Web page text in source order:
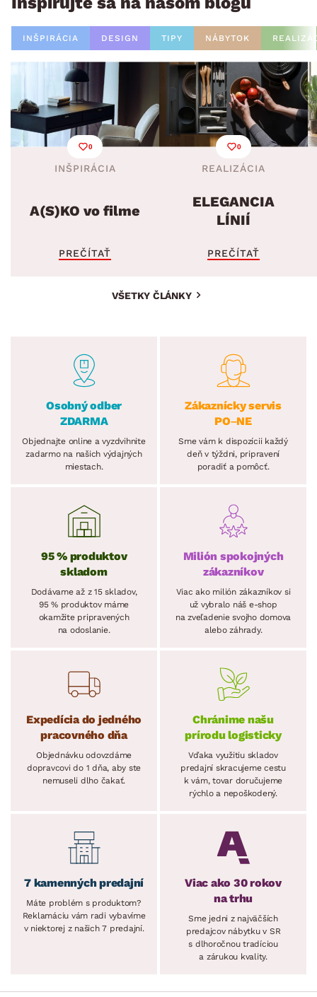
INŠPIRÁCIA DESIGN TIPY NÁBYTOK
0
INŠPIRÁCIA
A(S)KO vo filme
PREČÍTAŤ
0
REALIZÁCIA
ELEGANCIA
LÍNIÍ
PREČÍTAŤ
VŠETKY ČLÁNKY
Osobný odber
ZDARMA
Objednajte online a vyzdvihnite
zadarmo na našich výdajných
miestach.
Zákaznícky servis
PO–NE
Sme vám k dispozícii každý
deň v týždni, pripravení
poradiť a pomôcť.
95 % produktov
skladom
Dodávame až z 15 skladov,
95 % produktov máme
okamžite pripravených
na odoslanie.
Milión spokojných
zákazníkov
Viac ako milión zákazníkov si
už vybralo náš e-shop
na zveľadenie svojho domova
alebo záhrady.
Expedícia do jedného
pracovného dňa
Objednávku odovzdáme
dopravcovi do 1 dňa, aby ste
nemuseli dlho čakať.
Chránime našu
prírodu logisticky
Vďaka využitiu skladov
predajní skracujeme cestu
k vám, tovar doručujeme
rýchlo a nepoškodený.
7 kamenných predajní
Máte problém s produktom?
Reklamáciu vám radi vybavíme
v niektorej z našich 7 predajní.
Viac ako 30 rokov
na trhu
Sme jedni z najväčších
predajcov nábytku v SR
s dlhoročnou tradíciou
a zárukou kvality.